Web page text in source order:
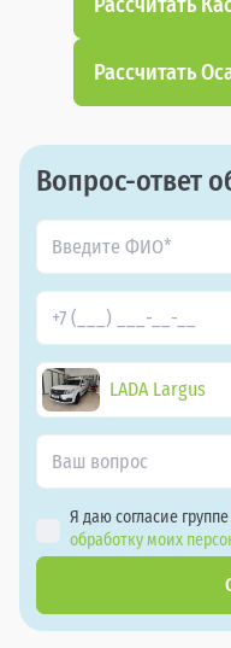
Рассчитать
Вопрос-ответ
LADA Largus
Я даю согласие
обработку моих